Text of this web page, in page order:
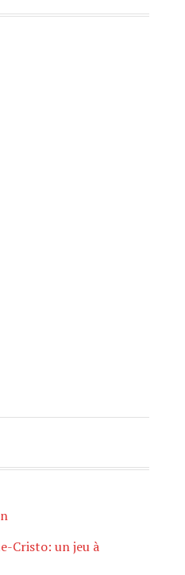
Cristo: un jeu à